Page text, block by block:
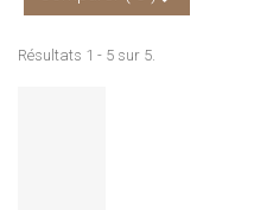
Résultats 1 - 5 sur 5.